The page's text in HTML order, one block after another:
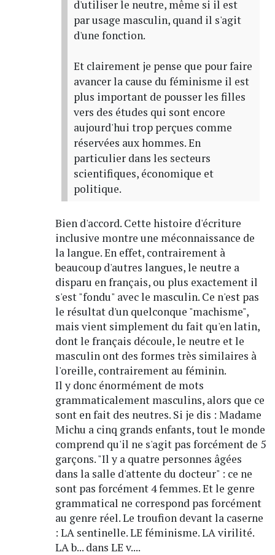
d'utiliser le neutre, même si il est
par usage masculin, quand il s'agit
d'une fonction.
Et clairement je pense que pour faire
avancer la cause du féminisme il est
plus important de pousser les filles
vers des études qui sont encore
aujourd'hui trop perçues comme
réservées aux hommes. En
particulier dans les secteurs
scientifiques, économique et
politique.
Bien d'accord. Cette histoire d'écriture
inclusive montre une méconnaissance de
la langue. En effet, contrairement à
beaucoup d'autres langues, le neutre a
disparu en français, ou plus exactement il
s'est "fondu" avec le masculin. Ce n'est pas
le résultat d'un quelconque "machisme",
mais vient simplement du fait qu'en latin,
dont le français découle, le neutre et le
masculin ont des formes très similaires à
l'oreille, contrairement au féminin.
Il y donc énormément de mots
grammaticalement masculins, alors que ce
sont en fait des neutres. Si je dis : Madame
Michu a cinq grands enfants, tout le monde
comprend qu'il ne s'agit pas forcément de 5
garçons. "Il y a quatre personnes âgées
dans la salle d'attente du docteur" : ce ne
sont pas forcément 4 femmes. Et le genre
grammatical ne correspond pas forcément
au genre réel. Le troufion devant la caserne
: LA sentinelle. LE féminisme. LA virilité.
LA b... dans LE v....